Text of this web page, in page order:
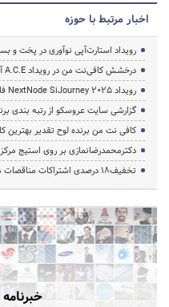
اخبار مرتبط با حوزه
رویداد استارت‌آپی نوآوری در پخت و
درخشش کافی‌نت من در رویداد A.C.E آپارات و دریافت تندیس افتخار
رویداد NextNode SiJourney 2025 فالنیک
گزارشی سایت عروسکو از رتبه بندی
کافی نت من برنده لوح تقدیر بهترین
دکترمحمدرضانمازی بر روی استیج
تخفیف‌18 درصدی اشتراکات مناقصات مزایدات از 17 خرداد ماه